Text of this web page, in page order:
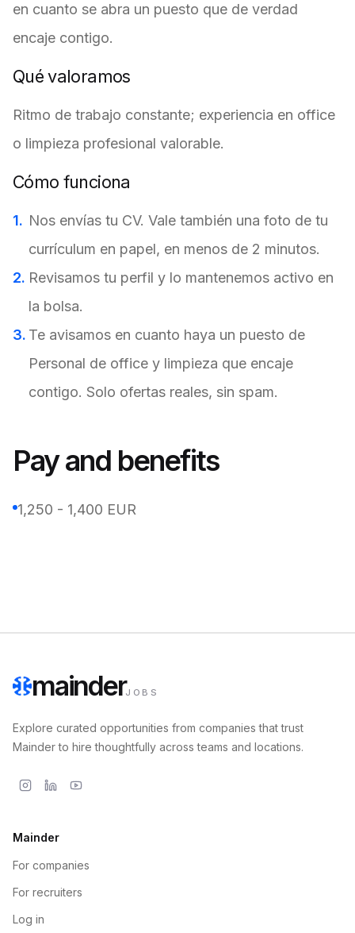
en cuanto se abra un puesto que de verdad
encaje contigo.
Qué valoramos
Ritmo de trabajo constante; experiencia en office
o limpieza profesional valorable.
Cómo funciona
Nos envías tu CV. Vale también una foto de tu
currículum en papel, en menos de 2 minutos.
Revisamos tu perfil y lo mantenemos activo en
la bolsa.
Te avisamos en cuanto haya un puesto de
Personal de office y limpieza que encaje
contigo. Solo ofertas reales, sin spam.
Pay and benefits
1,250 - 1,400 EUR
mainderJOBS
Explore curated opportunities from companies that trust
Mainder to hire thoughtfully across teams and locations.
Mainder
For companies
For recruiters
Log in